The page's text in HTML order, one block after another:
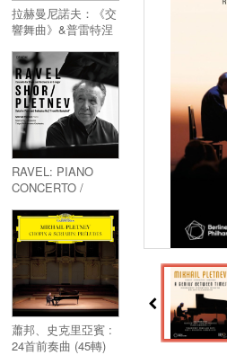
拉赫曼尼諾夫：《交
響舞曲》&普雷特涅
RIO: Rachmaniana
& Symphonic
Dances
RAVEL: PIANO
CONCERTO /
MY BOOKSHELF
(UHQCD)
蕭邦、史克里亞賓 :
24首前奏曲 (45轉)